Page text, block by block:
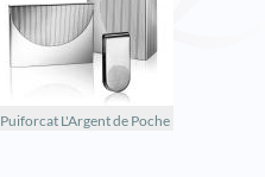
Puiforcat L'Argent de Poche